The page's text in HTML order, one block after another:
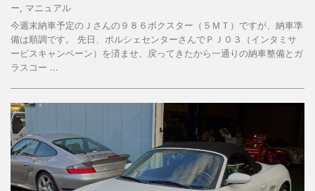
ー
マニュアル
今週末納車予定のＪさんの９８６ボクスター（５ＭＴ）ですが、納車準
備は順調です。 先日、ポルシェセンターさんでＰＪ０３（インタミサ
ービスキャンペーン）を済ませ、戻ってきたから一通りの納車整備とガ
ラスコー ...